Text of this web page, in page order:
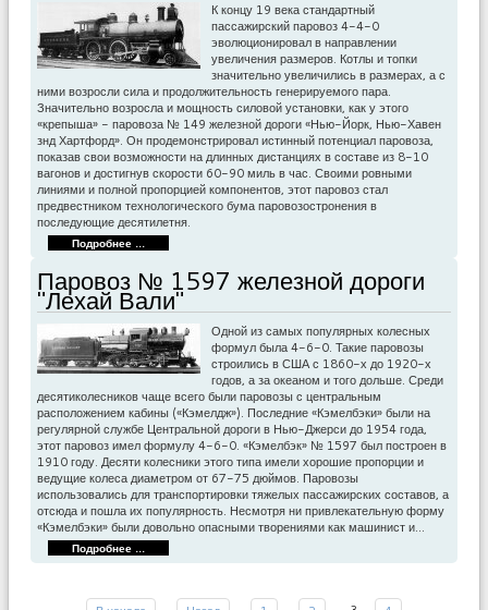
К концу 19 века стандартный
пассажирский паровоз 4-4-0
эволюционировал в направлении
увеличения размеров. Котлы и топки
значительно увеличились в размерах, а с
ними возросли сила и продолжительность генерируемого пара.
Значительно возросла и мощность силовой установки, как у этого
«крепыша» - паровоза № 149 железной дороги «Нью-Йорк, Нью-Хавен
знд Хартфорд». Он продемонстрировал истинный потенциал паровоза,
показав свои возможности на длинных дистанциях в составе из 8-10
вагонов и достигнув скорости 60-90 миль в час. Своими ровными
линиями и полной пропорцией компонентов, этот паровоз стал
предвестником технологического бума паровозостронения в
последующие десятилетня.
Подробнее ...
Паровоз № 1597 железной дороги
"Лехай Вали"
Одной из самых популярных колесных
формул была 4-6-0. Такие паровозы
строились в США с 1860-х до 1920-х
годов, а за океаном и того дольше. Среди
десятиколесников чаще всего были паровозы с центральным
расположением кабины («Кэмелдж»). Последние «Кэмелбэки» были на
регулярной службе Центральной дороги в Нью-Джерси до 1954 года,
этот паровоз имел формулу 4-6-0. «Кэмелбэк» № 1597 был построен в
1910 году. Десяти колесники этого типа имели хорошие пропорции и
ведущие колеса диаметром от 67-75 дюймов. Паровозы
использовались для транспортировки тяжелых пассажирских составов, а
отсюда и пошла их популярность. Несмотря ни привлекательную форму
«Кэмелбэки» были довольно опасными творениями как машинист и…
Подробнее ...